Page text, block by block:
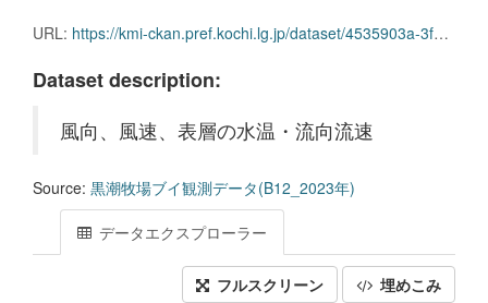
URL: https://kmi-ckan.pref.kochi.lg.jp/dataset/4535903a-3f9e-463a-ab0e-2b1f0ff15388/resource/af123a2f-9615-4a15-8643-9876e7be0d07/download/kuroshiobokujoubuikansokudatab12_2023nen02.csv
Dataset description:
風向、風速、表層の水温・流向流速
Source: 黒潮牧場ブイ観測データ(B12_2023年)
データエクスプローラー
フルスクリーン 埋めこみ